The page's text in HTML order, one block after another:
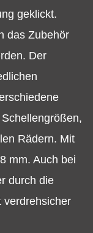
geklickt.
das Zubehör
Der
Rädern. Mit
mm. Auch bei
durch die
verdrehsicher